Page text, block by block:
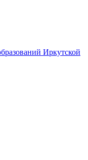
Иркутской